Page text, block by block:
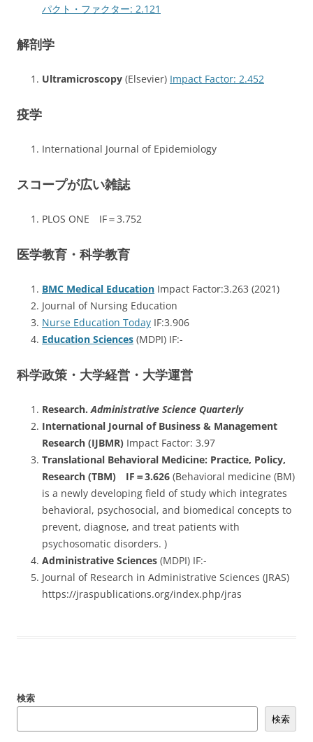
パクト・ファクター: 2.121
解剖学
Ultramicroscopy (Elsevier) Impact Factor: 2.452
疫学
International Journal of Epidemiology
スコープが広い雑誌
PLOS ONE IF＝3.752
医学教育・科学教育
BMC Medical Education Impact Factor:3.263 (2021)
Journal of Nursing Education
Nurse Education Today IF:3.906
Education Sciences (MDPI) IF:-
科学政策・大学経営・大学運営
Research.Administrative Science Quarterly
International Journal of Business & Management
Research (IJBMR) Impact Factor: 3.97
Translational Behavioral Medicine: Practice, Policy,
Research (TBM) IF＝3.626 (Behavioral medicine (BM)
is a newly developing field of study which integrates
behavioral, psychosocial, and biomedical concepts to
prevent, diagnose, and treat patients with
psychosomatic disorders. )
Administrative Sciences (MDPI) IF:-
Journal of Research in Administrative Sciences (JRAS)
https://jraspublications.org/index.php/jras
検索
検索